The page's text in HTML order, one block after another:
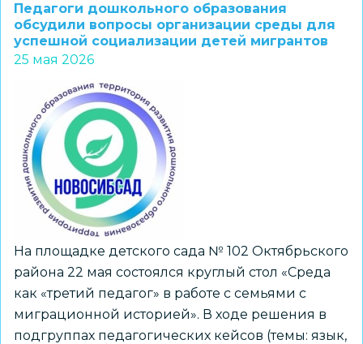
работы
стажировочной
направления
«НовоСибСадМалыш»
Педагоги дошкольного образования
обсудили вопросы организации среды для
успешной социализации детей мигрантов
25 мая 2026
На площадке детского сада № 102 Октябрьского
района 22 мая состоялся круглый стол «Среда
как «третий педагог» в работе с семьями с
миграционной историей». В ходе решения в
подгруппах педагогических кейсов (темы: язык,